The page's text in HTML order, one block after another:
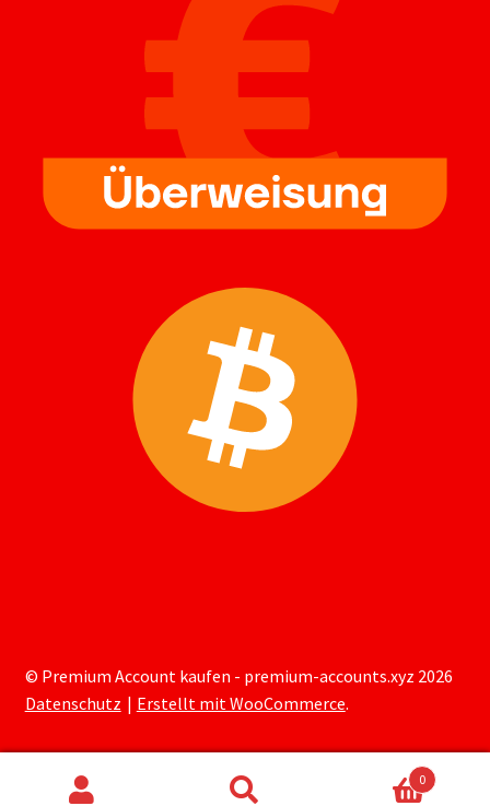
© Premium Account kaufen - premium-accounts.xyz 2026
Datenschutz
Erstellt mit WooCommerce.
0